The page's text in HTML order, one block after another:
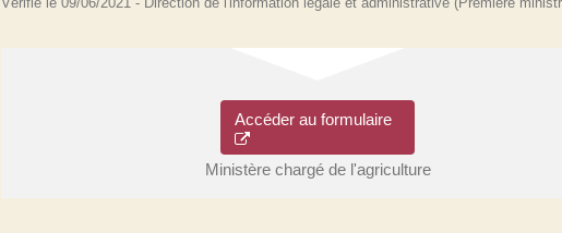
Accéder au formulaire
Ministère chargé de l'agriculture